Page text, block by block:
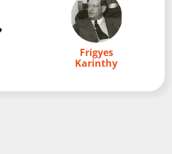
Frigyes
Karinthy